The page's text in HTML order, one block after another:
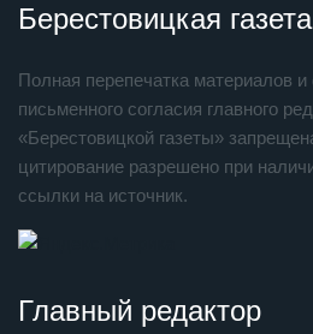
Берестовицкая
Полная перепечатка материалов
письменного согласия главного
«Берестовицкой газеты»
цитирование разрешено при
ссылки на источник.
Главный редактор